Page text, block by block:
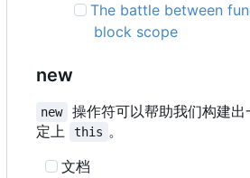
The battle between
block scope
new
new
操作符可以帮助我们构建
定上
this 。
文档